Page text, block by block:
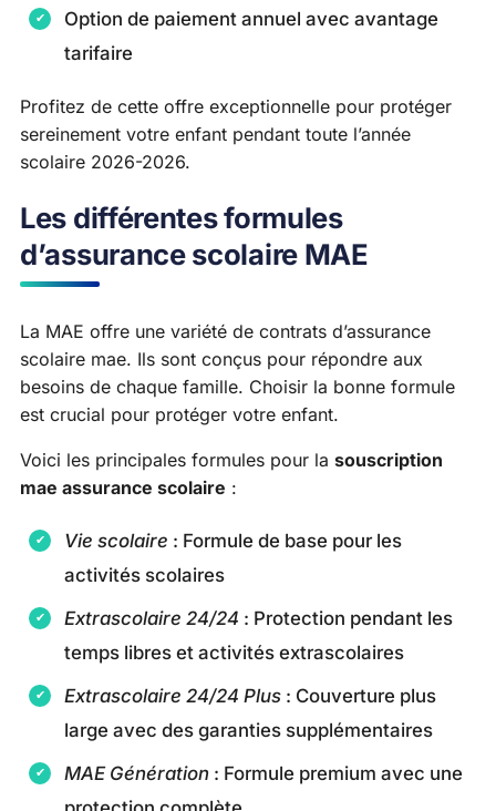
Option de paiement annuel avec avantage
tarifaire
Profitez de cette offre exceptionnelle pour protéger
sereinement votre enfant pendant toute l’année
scolaire 2026-2026.
Les différentes formules
d’assurance scolaire MAE
La MAE offre une variété de contrats d’assurance
scolaire mae. Ils sont conçus pour répondre aux
besoins de chaque famille. Choisir la bonne formule
est crucial pour protéger votre enfant.
Voici les principales formules pour la souscription
mae assurance scolaire :
Vie scolaire : Formule de base pour les
activités scolaires
Extrascolaire 24/24 : Protection pendant les
temps libres et activités extrascolaires
Extrascolaire 24/24 Plus : Couverture plus
large avec des garanties supplémentaires
MAE Génération : Formule premium avec une